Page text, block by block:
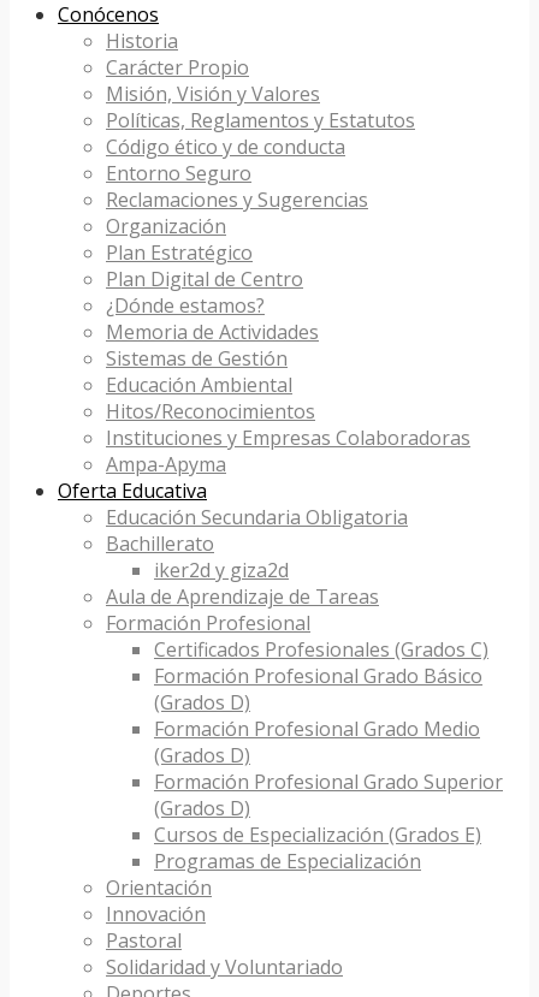
Conócenos
Historia
Carácter Propio
Misión, Visión y Valores
Políticas, Reglamentos y Estatutos
Código ético y de conducta
Entorno Seguro
Reclamaciones y Sugerencias
Organización
Plan Estratégico
Plan Digital de Centro
¿Dónde estamos?
Memoria de Actividades
Sistemas de Gestión
Educación Ambiental
Hitos/Reconocimientos
Instituciones y Empresas Colaboradoras
Ampa-Apyma
Oferta Educativa
Educación Secundaria Obligatoria
Bachillerato
iker2d y giza2d
Aula de Aprendizaje de Tareas
Formación Profesional
Certificados Profesionales (Grados C)
Formación Profesional Grado Básico
(Grados D)
Formación Profesional Grado Medio
(Grados D)
Formación Profesional Grado Superior
(Grados D)
Cursos de Especialización (Grados E)
Programas de Especialización
Orientación
Innovación
Pastoral
Solidaridad y Voluntariado